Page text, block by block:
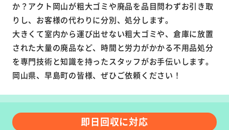
か？アクト岡山が粗大ゴミや廃品を品目問わずお引き取
りし、お客様の代わりに分別、処分します。
大きくて室内から運び出せない粗大ゴミや、倉庫に放置
された大量の廃品など、時間と労力がかかる不用品処分
を専門技術と知識を持ったスタッフがお手伝いします。
岡山県、早島町の皆様、ぜひご依頼ください！
即日回収に対応